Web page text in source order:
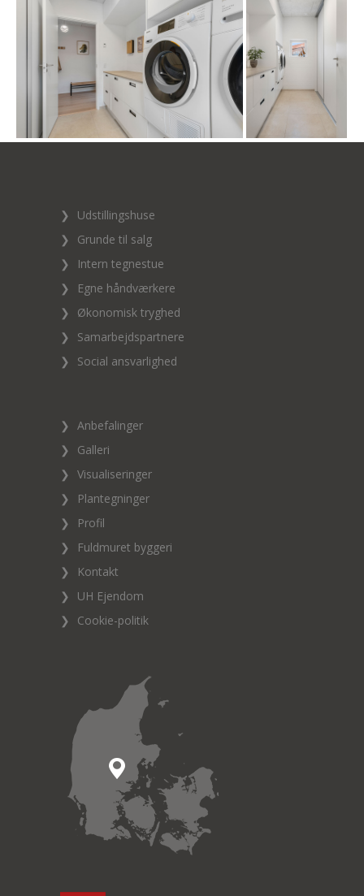
❯
Udstillingshuse
❯
Grunde til salg
❯
Intern tegnestue
❯
Egne håndværkere
❯
Økonomisk tryghed
❯
Samarbejdspartnere
❯
Social ansvarlighed
❯ Anbefalinger
❯
Galleri
❯ Visualiseringer
❯
Plantegninger
❯
Profil
❯
Fuldmuret byggeri
❯
Kontakt
❯
UH Ejendom
❯
Cookie-politik